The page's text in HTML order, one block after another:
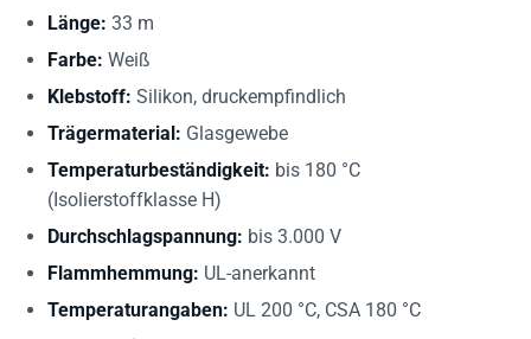
Länge: 33 m
Farbe: Weiß
Klebstoff: Silikon, druckempfindlich
Trägermaterial: Glasgewebe
Temperaturbeständigkeit: bis 180 °C
(Isolierstoffklasse H)
Durchschlagspannung: bis 3.000 V
Flammhemmung: UL-anerkannt
Temperaturangaben: UL 200 °C, CSA 180 °C